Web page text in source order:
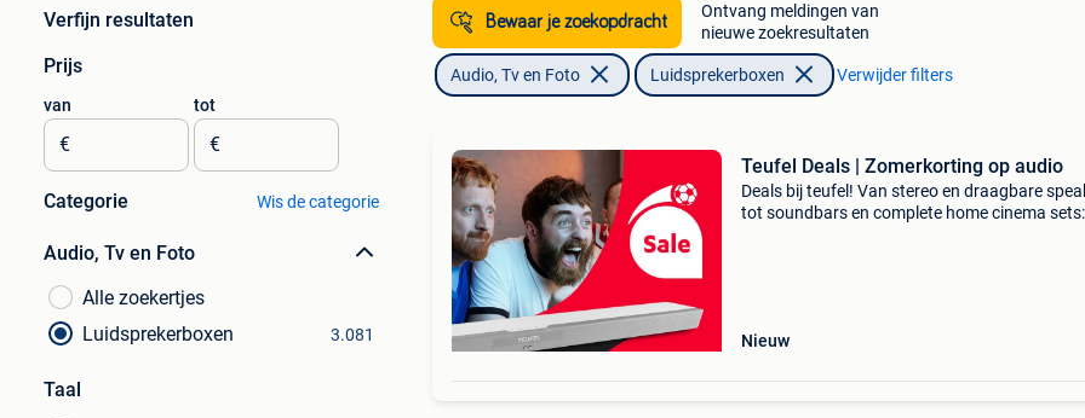
Verfijn resultaten
Prijs
van
€
tot
€
Categorie Wis de categorie
Audio, Tv en Foto
Alle zoekertjes
Luidsprekerboxen
3.081
Taal
Bewaar je zoekopdracht
Ontvang meldingen van
nieuwe zoekresultaten
Audio, Tv en Foto Luidsprekerboxen Verwijder filters
Teufel Deals | Zomerkorting op audio
Deals bij teufel! Van stereo en draagbare
tot soundbars en complete home cinema sets:
Nieuw